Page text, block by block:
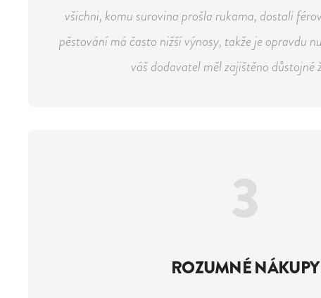
všichni, komu surovina prošla rukama, dostali
pěstování má často nižší výnosy, takže je opravdu
váš dodavatel měl zajištěno důstojné
3
ROZUMNÉ NÁKUPY